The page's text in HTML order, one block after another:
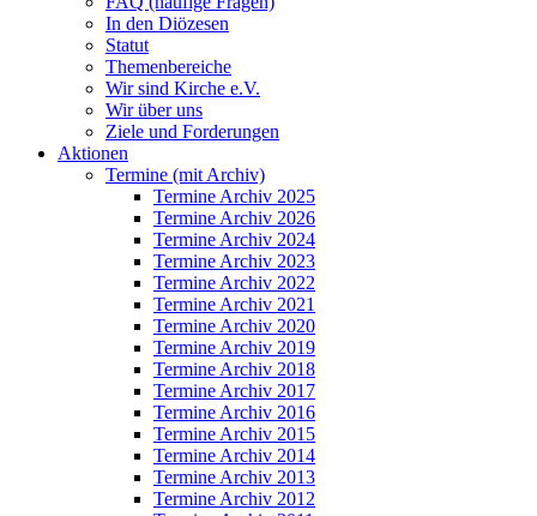
In den Diözesen
Statut
Themenbereiche
Wir sind Kirche e.V.
Wir über uns
Ziele und Forderungen
Aktionen
Termine (mit Archiv)
Termine Archiv 2025
Termine Archiv 2026
Termine Archiv 2024
Termine Archiv 2023
Termine Archiv 2022
Termine Archiv 2021
Termine Archiv 2020
Termine Archiv 2019
Termine Archiv 2018
Termine Archiv 2017
Termine Archiv 2016
Termine Archiv 2015
Termine Archiv 2014
Termine Archiv 2013
Termine Archiv 2012